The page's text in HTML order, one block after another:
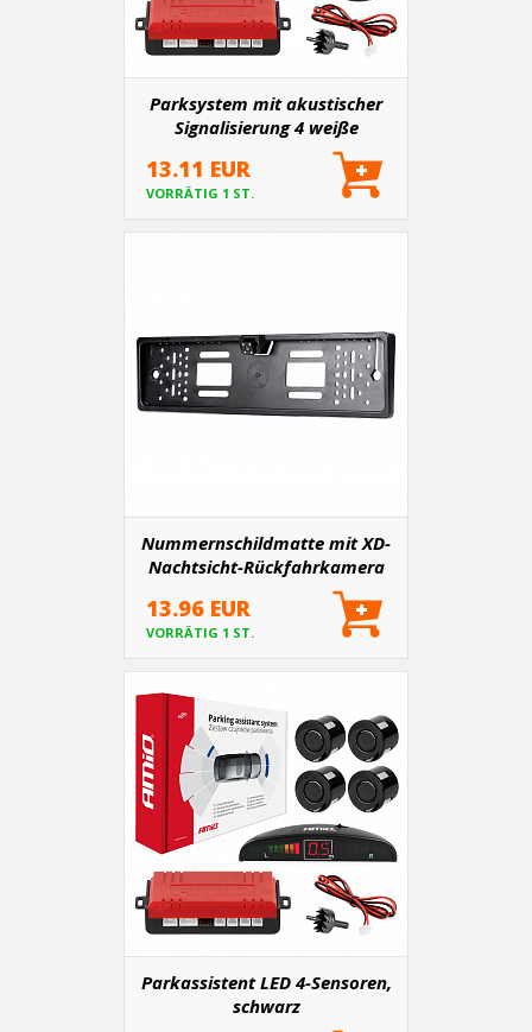
Parksystem mit akustischer
Signalisierung 4 weiße
13.11 EUR
VORRÄTIG 1 ST.
Nummernschildmatte mit XD-
Nachtsicht-Rückfahrkamera
13.96 EUR
VORRÄTIG 1 ST.
Parkassistent LED 4-Sensoren,
schwarz